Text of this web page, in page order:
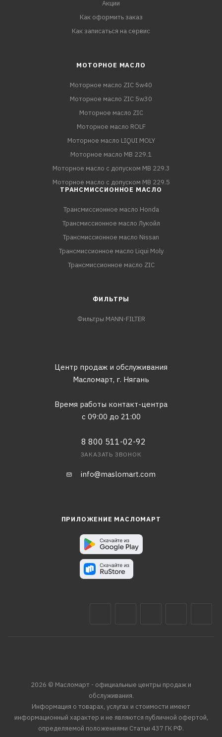
Акции
Как оформить заказ
Как записаться на сервис
МОТОРНОЕ МАСЛО
Моторное масло ZIC 5w40
Моторное масло ZIC 5w30
Моторное масло ZIC
Моторное масло ROLF
Моторное масло LIQUI MOLY
Моторное масло MB 229.1
Моторное масло с допуском MB 229.3
Моторное масло с допуском MB 229.5
ТРАНСМИССИОННОЕ МАСЛО
Трансмиссионное масло Honda
Трансмиссионное масло Лукойл
Трансмиссионное масло Nissan
Трансмиссионное масло Liqui Moly
Трансмиссионное масло ZIC
ФИЛЬТРЫ
Фильтры MANN-FILTER
Центр продаж и обслуживания
Масломарт, г. Нягань
Время работы контакт-центра
с 09:00 до 21:00
8 800 511-02-92
ЗАКАЗАТЬ ЗВОНОК
info@maslomart.com
ПРИЛОЖЕНИЕ МАСЛОМАРТ
2026 © Масломарт - официальные центры продаж и
обслуживания.
Информация о товарах, услугах и стоимости имеют
информационный характер и не являются публичной офертой,
определяемой положениями Статьи 437 ГК РФ.